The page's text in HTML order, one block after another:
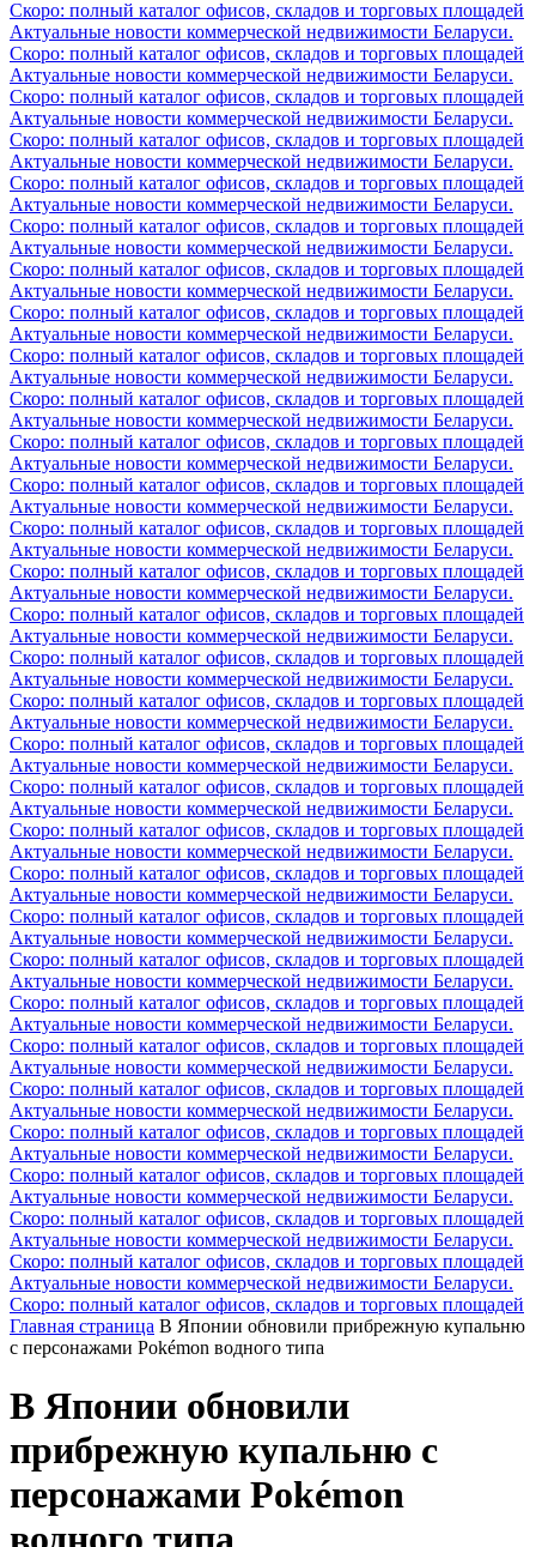
Скоро: полный каталог офисов, складов и торговых площадей
Актуальные новости коммерческой недвижимости Беларуси.
Скоро: полный каталог офисов, складов и торговых площадей
Актуальные новости коммерческой недвижимости Беларуси.
Скоро: полный каталог офисов, складов и торговых площадей
Актуальные новости коммерческой недвижимости Беларуси.
Скоро: полный каталог офисов, складов и торговых площадей
Актуальные новости коммерческой недвижимости Беларуси.
Скоро: полный каталог офисов, складов и торговых площадей
Актуальные новости коммерческой недвижимости Беларуси.
Скоро: полный каталог офисов, складов и торговых площадей
Актуальные новости коммерческой недвижимости Беларуси.
Скоро: полный каталог офисов, складов и торговых площадей
Актуальные новости коммерческой недвижимости Беларуси.
Скоро: полный каталог офисов, складов и торговых площадей
Актуальные новости коммерческой недвижимости Беларуси.
Скоро: полный каталог офисов, складов и торговых площадей
Актуальные новости коммерческой недвижимости Беларуси.
Скоро: полный каталог офисов, складов и торговых площадей
Актуальные новости коммерческой недвижимости Беларуси.
Скоро: полный каталог офисов, складов и торговых площадей
Актуальные новости коммерческой недвижимости Беларуси.
Скоро: полный каталог офисов, складов и торговых площадей
Актуальные новости коммерческой недвижимости Беларуси.
Скоро: полный каталог офисов, складов и торговых площадей
Актуальные новости коммерческой недвижимости Беларуси.
Скоро: полный каталог офисов, складов и торговых площадей
Актуальные новости коммерческой недвижимости Беларуси.
Скоро: полный каталог офисов, складов и торговых площадей
Актуальные новости коммерческой недвижимости Беларуси.
Скоро: полный каталог офисов, складов и торговых площадей
Актуальные новости коммерческой недвижимости Беларуси.
Скоро: полный каталог офисов, складов и торговых площадей
Актуальные новости коммерческой недвижимости Беларуси.
Скоро: полный каталог офисов, складов и торговых площадей
Актуальные новости коммерческой недвижимости Беларуси.
Скоро: полный каталог офисов, складов и торговых площадей
Актуальные новости коммерческой недвижимости Беларуси.
Скоро: полный каталог офисов, складов и торговых площадей
Актуальные новости коммерческой недвижимости Беларуси.
Скоро: полный каталог офисов, складов и торговых площадей
Актуальные новости коммерческой недвижимости Беларуси.
Скоро: полный каталог офисов, складов и торговых площадей
Актуальные новости коммерческой недвижимости Беларуси.
Скоро: полный каталог офисов, складов и торговых площадей
Актуальные новости коммерческой недвижимости Беларуси.
Скоро: полный каталог офисов, складов и торговых площадей
Актуальные новости коммерческой недвижимости Беларуси.
Скоро: полный каталог офисов, складов и торговых площадей
Актуальные новости коммерческой недвижимости Беларуси.
Скоро: полный каталог офисов, складов и торговых площадей
Актуальные новости коммерческой недвижимости Беларуси.
Скоро: полный каталог офисов, складов и торговых площадей
Актуальные новости коммерческой недвижимости Беларуси.
Скоро: полный каталог офисов, складов и торговых площадей
Актуальные новости коммерческой недвижимости Беларуси.
Скоро: полный каталог офисов, складов и торговых площадей
Актуальные новости коммерческой недвижимости Беларуси.
Скоро: полный каталог офисов, складов и торговых площадей
Актуальные новости коммерческой недвижимости Беларуси.
Скоро: полный каталог офисов, складов и торговых площадей
Главная страница В Японии обновили прибрежную купальню
с персонажами Pokémon водного типа
В Японии обновили
прибрежную купальню с
персонажами Pokémon